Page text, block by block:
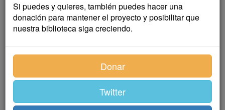
Cuento infantil
Vivía en un pueblo una anciana que, habiendo
recogido un plato de alubias, se disponía a cocerlas.
Preparó fuego en el hogar y, para que ardiera más
deprisa, lo encendió con un puñado de paja. Al echar
las alubias en el puchero, se le cayó una sin que ella
Si puedes y quieres, también puedes hacer una
donación para mantener el proyecto y posibilitar que
nuestra biblioteca siga creciendo.
Donar
Twitter